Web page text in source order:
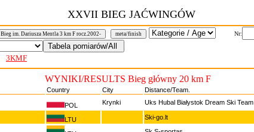
XXVII BIEG JAĆWINGÓW
Bieg im. Dariusza Mentla 3 km F rocz.2002- meta/finish Nr:
3KMF
WYNIKI/RESULTS Bieg główny 20 km F
Country City Distance/Team.
POL Krynki Uks Hubal Białystok Dream Ski Team
LTU Ski-go.lt